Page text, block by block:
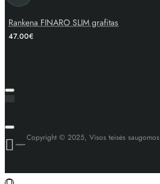
Rankena FINARO SLIM grafitas
47.00€
Copyright © 2025, Visos teisės saugomos